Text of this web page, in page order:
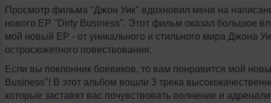
Просмотр фильма "Джон Уик" вдохновил меня на
нового EP "Dirty Business". Этот фильм оказал большое
мой новый EP - от уникального и стильного мира Джона
остросюжетного повествования.
Если вы поклонник боевиков, то вам понравится мой
Business"! В этот альбом вошли 3 трека
которые заставят вас почувствовать волнение и